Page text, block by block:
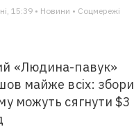
15:39 • Новини • Соцмережі
«Людина-павук»
майже всіх: збори
можуть сягнути $3